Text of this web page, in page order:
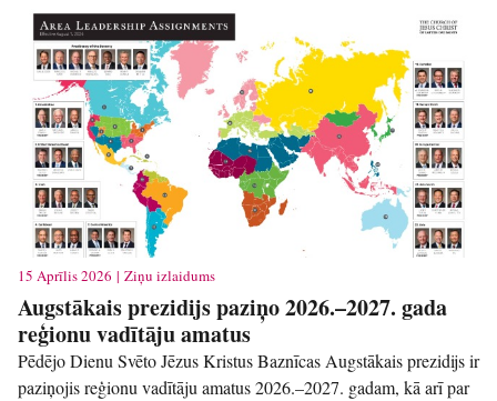
15 Aprīlis 2026 | Ziņu izlaidums
Augstākais prezidijs paziņo 2026.–2027. gada
reģionu vadītāju amatus
Pēdējo Dienu Svēto Jēzus Kristus Baznīcas Augstākais prezidijs ir
paziņojis reģionu vadītāju amatus 2026.–2027. gadam, kā arī par